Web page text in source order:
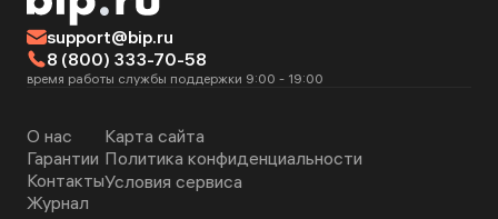
support@bip.ru
8 (800) 333-70-58
время работы службы поддержки 9:00 - 19:00
О нас
Гарантии
Контакты
Журнал
Карта сайта
Политика конфиденциальности
Условия сервиса